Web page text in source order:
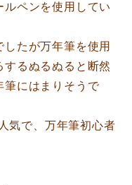
ペンを使用してい
たが万年筆を使用
するぬるぬると断然
筆にはまりそうで
気で、万年筆初心者